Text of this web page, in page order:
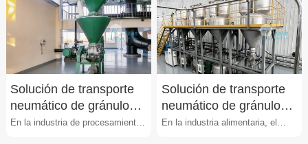
Solución de transporte
neumático de gránulos
de xilitol
En la industria de procesamiento
Solución de transporte
neumático de gránulos
de azúcar
En la industria alimentaria, el